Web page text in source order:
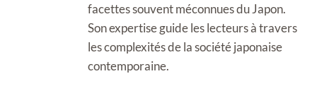
facettes souvent méconnues du Japon.
Son expertise guide les lecteurs à travers
les complexités de la société japonaise
contemporaine.